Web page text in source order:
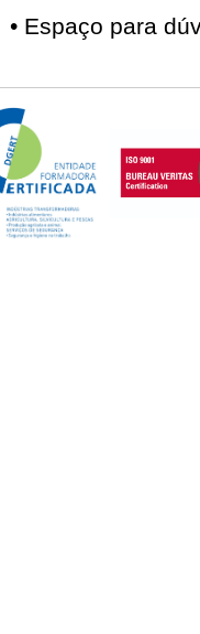
• Espaço para